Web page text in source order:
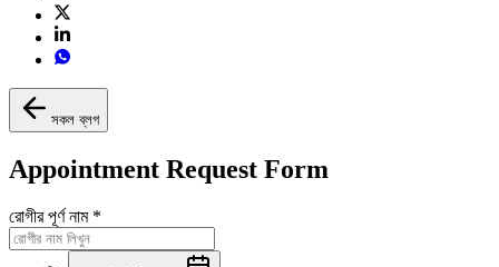
সকল ব্লগ
Appointment Request Form
রোগীর পূর্ণ নাম *